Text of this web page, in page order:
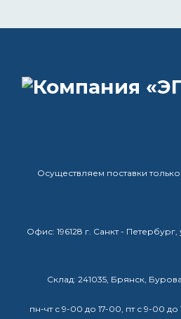
Чем нужно
Какова толщина слоя
Покраска ванной
Осуществляем поставки
Офис: 196128 г. Санкт -
Склад: 241035, Брянск,
пн-чт с 9-00 до 17-00, пт с 9-00